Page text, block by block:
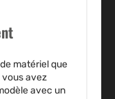
matériel que
avez
avec un